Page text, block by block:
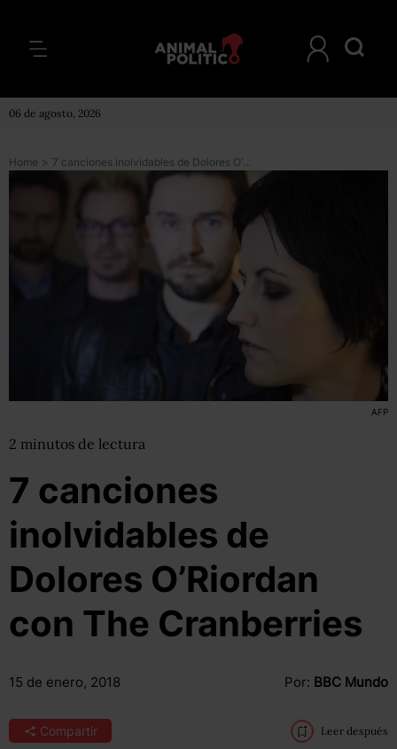
06 de agosto, 2026
Home > 7 canciones inolvidables de Dolores O’Riordan con The Cranberries
AFP
2 minutos de lectura
7 canciones
inolvidables de
Dolores O’Riordan
con The Cranberries
15 de enero, 2018 Por: BBC Mundo
Compartir Leer después